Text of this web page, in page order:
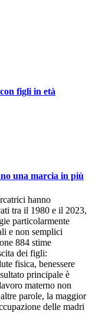
figli in età
una marcia in più
hanno
tra il 1980 e il 2023,
particolarmente
e non semplici
884 stime
dei figli:
fisica, benessere
principale è
materno non
parole, la maggior
delle madri